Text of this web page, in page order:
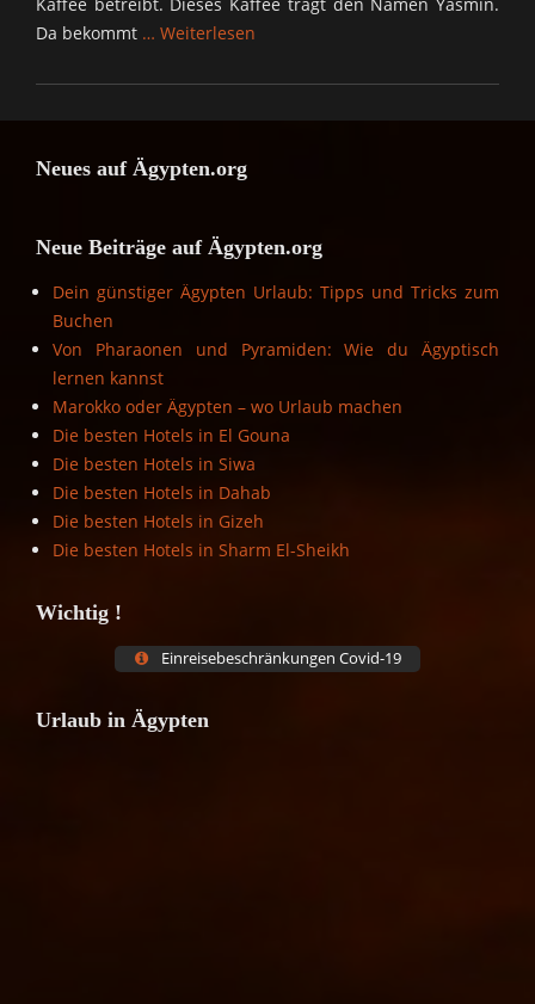
Kaffee betreibt. Dieses Kaffee trägt den Namen Yasmin.
Da bekommt … Weiterlesen
Neues auf Ägypten.org
Neue Beiträge auf Ägypten.org
Dein günstiger Ägypten Urlaub: Tipps und Tricks zum
Buchen
Von Pharaonen und Pyramiden: Wie du Ägyptisch
lernen kannst
Marokko oder Ägypten – wo Urlaub machen
Die besten Hotels in El Gouna
Die besten Hotels in Siwa
Die besten Hotels in Dahab
Die besten Hotels in Gizeh
Die besten Hotels in Sharm El-Sheikh
Wichtig !
Einreisebeschränkungen Covid-19
Urlaub in Ägypten